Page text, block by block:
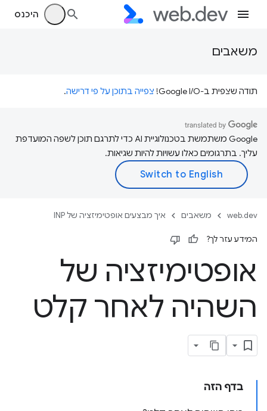
היכנס
משאבים
תודה שצפית ב-Google I/O! צפייה בתוכן על פי דרישה.
‫Google משתמשת בטכנולוגיית AI כדי לתרגם תוכן לשפה המועדפת
עליך. בתרגומים כאלו עשויות להיות שגיאות.
web.dev משאבים איך מבצעים אופטימיזציה של INP
המידע עזר לך?
אופטימיזציה של
השהיה לאחר קלט
בדף הזה